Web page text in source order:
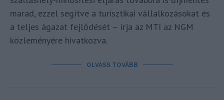
marad, ezzel segítve a turisztikai vállalkozásokat és
a teljes ágazat fejlődését – írja az MTI az NGM
közleményére hivatkozva.
OLVASS TOVÁBB